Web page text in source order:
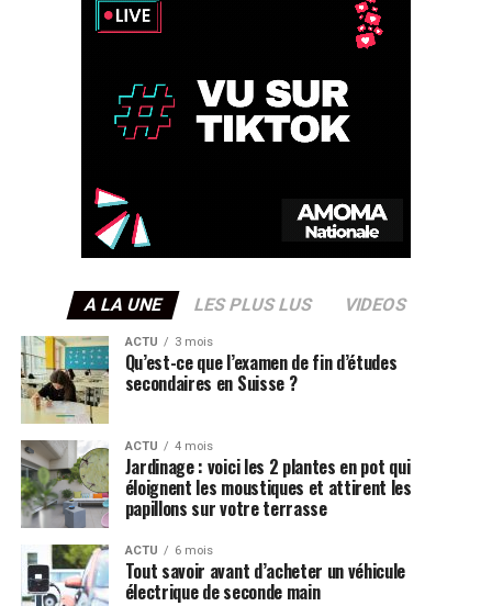
A LA UNE LES PLUS LUS VIDEOS
ACTU 3 mois
Qu’est-ce que l’examen de fin d’études
secondaires en Suisse ?
ACTU 4 mois
Jardinage : voici les 2 plantes en pot qui
éloignent les moustiques et attirent les
papillons sur votre terrasse
ACTU 6 mois
Tout savoir avant d’acheter un véhicule
électrique de seconde main